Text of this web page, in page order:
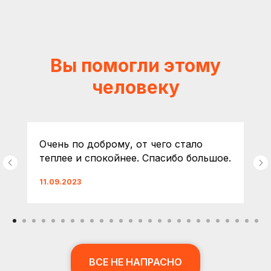
Вы помогли этому
человеку
Очень по доброму, от чего стало
теплее и спокойнее. Спасибо большое.
11.09.2023
ВСЕ НЕ НАПРАСНО